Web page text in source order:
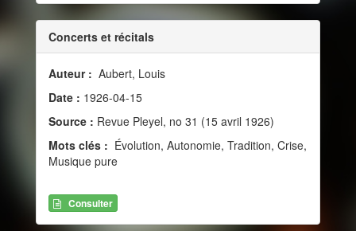
Concerts et récitals
Auteur : Aubert, Louis
Date : 1926-04-15
Source : Revue Pleyel, no 31 (15 avril 1926)
Mots clés : Évolution, Autonomie, Tradition, Crise,
Musique pure
Consulter